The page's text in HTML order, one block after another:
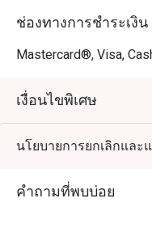
ช่องทางการชำระเงิน
Mastercard®, Visa,
เงื่อนไขพิเศษ
นโยบายการยกเลิกและ
คำถามที่พบบ่อย